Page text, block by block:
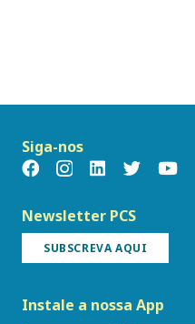
Siga-nos
Newsletter PCS
SUBSCREVA AQUI
Instale a nossa App